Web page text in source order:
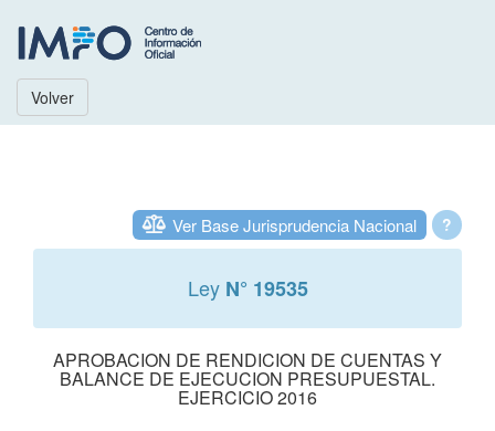
Volver
?
Ver Base Jurisprudencia Nacional
Ley N° 19535
APROBACION DE RENDICION DE CUENTAS Y
BALANCE DE EJECUCION PRESUPUESTAL.
EJERCICIO 2016